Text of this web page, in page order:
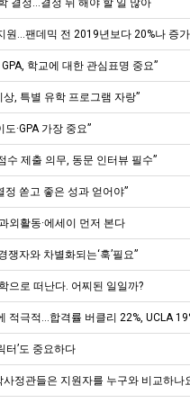
결정…결정 뒤 해야 할 일 많아
원…팬데믹 전 2019년보다 20%나 증가
학교에 대한 관심표명 중요”
상, 특별 유학 프로그램 자랑”
·GPA 가장 중요”
수 제출 의무, 동문 인터뷰 필수”
정 쏟고 좋은 성과 얻어야”
외활동·에세이 먼저 본다
쟁자와 차별화되는‘훅’필요”
으로 떠난다. 어찌된 일일까?
적극적…합격률 버클리 22%, UCLA
터’도 중요하다
정관들은 지원자를 누구와 비교하나